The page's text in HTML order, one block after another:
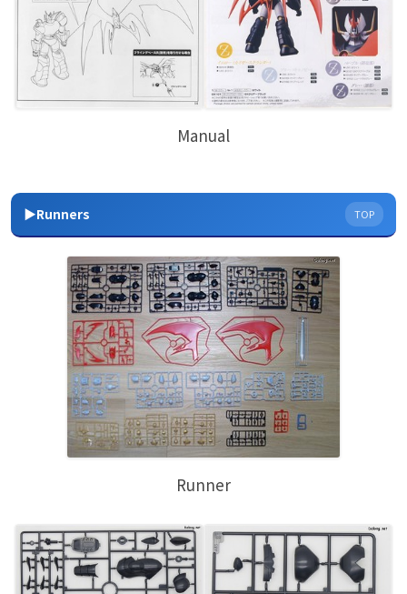
Manual
▶Runners TOP
Runner